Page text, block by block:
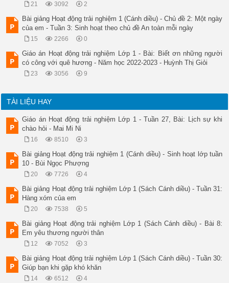
21 3092 2
Bài giảng Hoạt động trải nghiệm 1 (Cánh diều) - Chủ đề 2: Một ngày
của em - Tuần 3: Sinh hoạt theo chủ đề An toàn mỗi ngày
15 2266 0
Giáo án Hoạt động trải nghiệm Lớp 1 - Bài: Biết ơn những người
có công với quê hương - Năm học 2022-2023 - Huỳnh Thị Giỏi
23 3056 9
TÀI LIỆU HAY
Giáo án Hoạt động trải nghiệm Lớp 1 - Tuần 27, Bài: Lịch sự khi
chào hỏi - Mai Mi Ni
16 8510 3
Bài giảng Hoạt động trải nghiệm 1 (Cánh diều) - Sinh hoạt lớp tuần
10 - Bùi Ngọc Phượng
20 7726 4
Bài giảng Hoạt động trải nghiệm Lớp 1 (Sách Cánh diều) - Tuần 31:
Hàng xóm của em
20 7538 5
Bài giảng Hoạt động trải nghiệm Lớp 1 (Sách Cánh diều) - Bài 8:
Em yêu thương người thân
12 7052 3
Bài giảng Hoạt động trải nghiệm Lớp 1 (Sách Cánh diều) - Tuần 30:
Giúp bạn khi gặp khó khăn
14 6512 4